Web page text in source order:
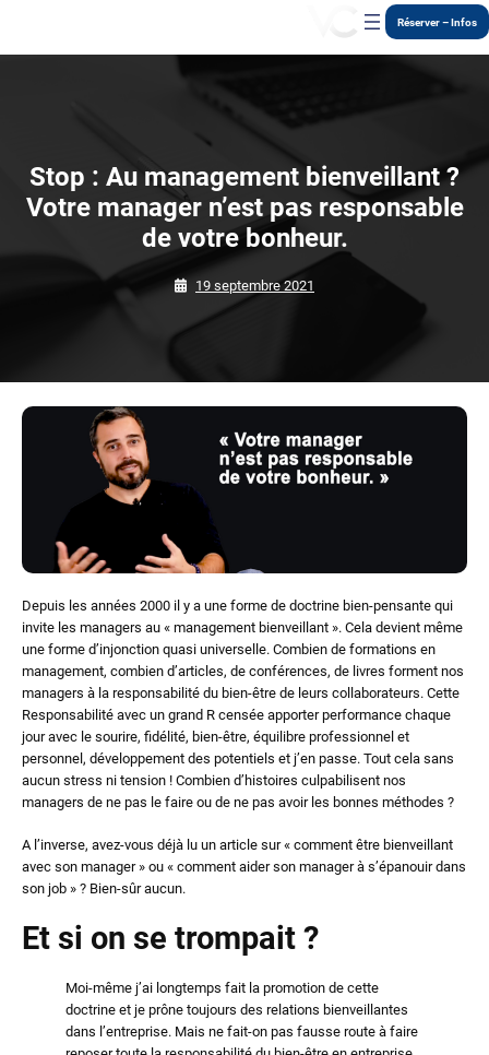
Réserver – Infos
Stop : Au management bienveillant ?
Votre manager n’est pas responsable
de votre bonheur.
19 septembre 2021
Depuis les années 2000 il y a une forme de doctrine bien-pensante qui
invite les managers au « management bienveillant ». Cela devient même
une forme d’injonction quasi universelle. Combien de formations en
management, combien d’articles, de conférences, de livres forment nos
managers à la responsabilité du bien-être de leurs collaborateurs. Cette
Responsabilité avec un grand R censée apporter performance chaque
jour avec le sourire, fidélité, bien-être, équilibre professionnel et
personnel, développement des potentiels et j’en passe. Tout cela sans
aucun stress ni tension ! Combien d’histoires culpabilisent nos
managers de ne pas le faire ou de ne pas avoir les bonnes méthodes ?
A l’inverse, avez-vous déjà lu un article sur « comment être bienveillant
avec son manager » ou « comment aider son manager à s’épanouir dans
son job » ? Bien-sûr aucun.
Et si on se trompait ?
Moi-même j’ai longtemps fait la promotion de cette
doctrine et je prône toujours des relations bienveillantes
dans l’entreprise. Mais ne fait-on pas fausse route à faire